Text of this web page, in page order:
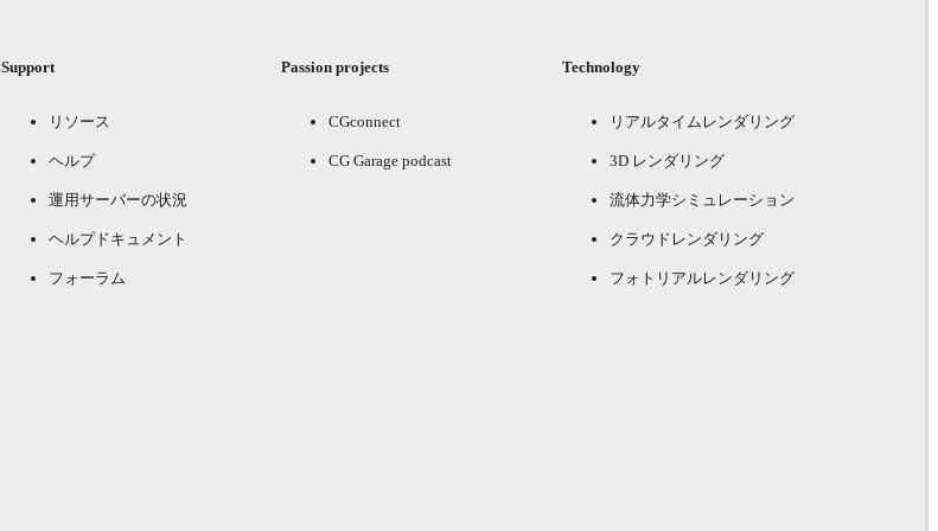
Support
リソース
ヘルプ
運用サーバーの状況
ヘルプドキュメント
フォーラム
Passion projects
CGconnect
CG Garage podcast
Technology
リアルタイムレンダリング
3D レンダリング
流体力学シミュレーション
クラウドレンダリング
フォトリアルレンダリング